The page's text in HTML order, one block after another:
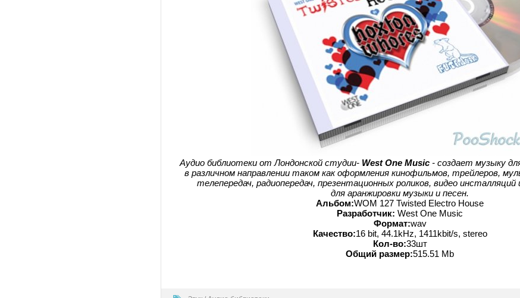
Аудио библиотеки от Лондонской студии- West One Music - создает музыку
в различном направлении таком как оформления кинофильмов, трейлеров,
телепередач, радиопередач, презентационных роликов, видео
для аранжировки музыки и песен.
Альбом:WOM 127 Twisted Electro House
Разработчик: West One Music
Формат:wav
Качество:16 bit, 44.1kHz, 1411kbit/s, stereo
Кол-во:33шт
Общий размер:515.51 Mb